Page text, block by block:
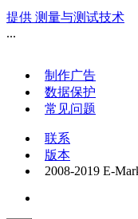
提供 测量与测试技术
...
制作广告
数据保护
常见问题
联系
版本
2008-2019 E-